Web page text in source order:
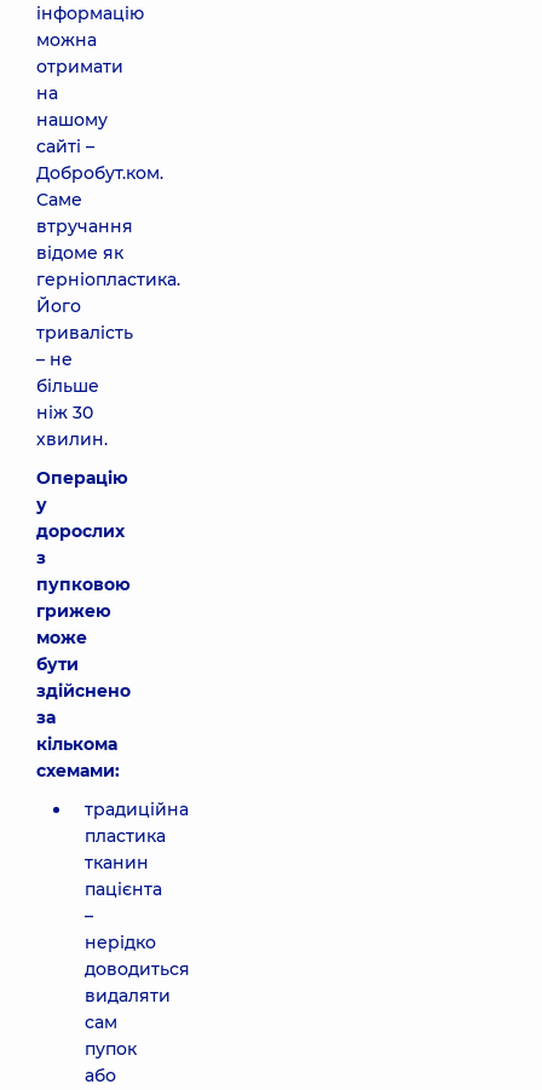
інформацію
можна
отримати
на
нашому
сайті –
Добробут.ком.
Саме
втручання
відоме як
герніопластика.
Його
тривалість
– не
більше
ніж 30
хвилин.
Операцію
у
дорослих
з
пупковою
грижею
може
бути
здійснено
за
кількома
схемами:
традиційна
пластика
тканин
пацієнта
–
нерідко
доводиться
видаляти
сам
пупок
або